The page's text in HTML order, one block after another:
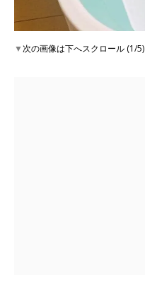
▼次の画像は下へスクロール (1/5)